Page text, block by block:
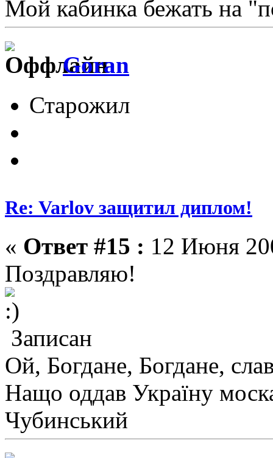
Мой кабинка бежать на
Goran
Старожил
Re: Varlov защитил диплом!
« Ответ #15 : 12 Июня
Поздравляю!
Записан
Ой, Богдане, Богдане,
Нащо оддав Україну
Чубинський